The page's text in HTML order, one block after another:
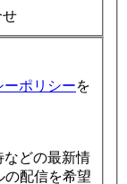
せ
ーポリシーを
などの最新情
の配信を希望